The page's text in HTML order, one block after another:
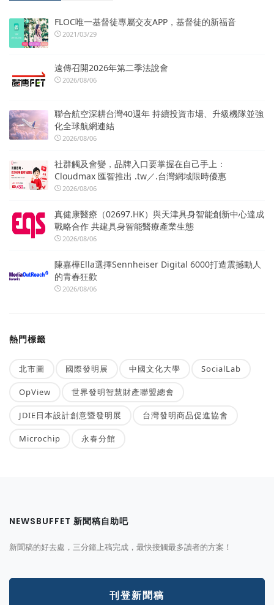
FLOC唯一基督徒專屬交友APP，基督徒的新福音
2021/03/29
遠傳召開2026年第二季法說會
2026/08/06
聯合航空深耕台灣40週年 持續投資市場、升級機隊並強
化全球航網連結
2026/08/06
社群觸及會變，品牌入口要掌握在自己手上：
Cloudmax 匯智推出 .tw／.台灣網域限時優惠
2026/08/06
真健康醫療（02697.HK）與天津具身智能創新中心達成
戰略合作 共建具身智能醫療產業生態
2026/08/06
陳嘉樺Ella選擇Sennheiser Digital 6000打造震撼動人
的青春狂歡
2026/08/06
熱門標籤
北市圖 國際發明展 中國文化大學 SocialLab
OpView 世界發明智慧財產聯盟總會
JDIE日本設計創意暨發明展 台灣發明商品促進協會
Microchip 永春分館
NEWSBUFFET 新聞稿自助吧
新聞稿的好去處，三分鐘上稿完成，最快接觸最多讀者的方案！
刊登新聞稿